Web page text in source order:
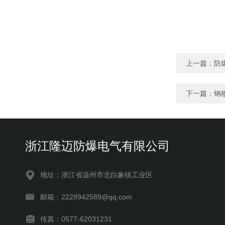
上一篇： 防
下一篇： 钢
浙江隆迈防爆电气有限公司
地址：浙江省温州市北白象镇工业区
邮箱：2228942589@qq.com
传真：0577-62031231